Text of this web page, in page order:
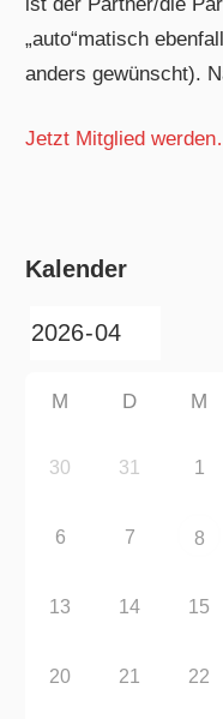
„auto“matisch
anders gewünscht).
Jetzt Mitglied
Kalender
M D M
30 31 1
6 7 8
13 14 15
20 21 22